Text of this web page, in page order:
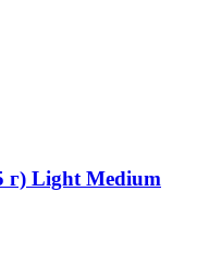
г) Light Medium